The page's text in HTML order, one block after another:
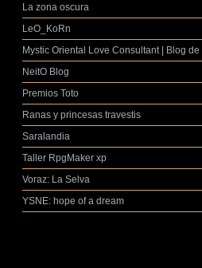
La zona oscura
LeO_KoRn
Mystic Oriental Love Consultant | Blog
NeitO Blog
Premios Toto
Ranas y princesas travestis
Saralandia
Taller RpgMaker xp
Voraz: La Selva
YSNE: hope of a dream